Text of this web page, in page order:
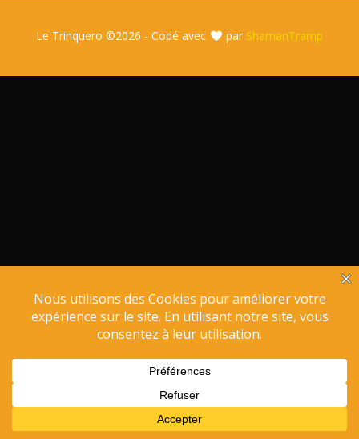
Le Trinquero ©2026 - Codé avec par ShamanTramp